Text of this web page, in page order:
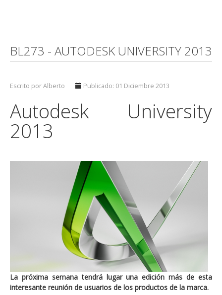
BL273 - AUTODESK UNIVERSITY 2013
Escrito por Alberto Publicado: 01 Diciembre 2013
Autodesk University
2013
La próxima semana tendrá lugar una edición más de esta
interesante reunión de usuarios de los productos de la marca.